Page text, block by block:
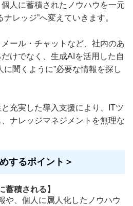
人に蓄積されたノウハウを一元
レッジ”へ変えていきます。
ール・チャットなど、社内のあ
けでなく、生成AIを活用した自
に聞くように”必要な情報を探し
充実した導入支援により、ITツ
ナレッジマネジメントを無理な
するポイント＞
蓄積される】
や、個人に属人化したノウハウ